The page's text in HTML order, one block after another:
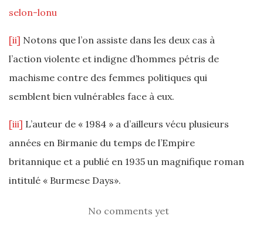
selon-lonu
[ii] Notons que l’on assiste dans les deux cas à
l’action violente et indigne d’hommes pétris de
machisme contre des femmes politiques qui
semblent bien vulnérables face à eux.
[iii] L’auteur de « 1984 » a d’ailleurs vécu plusieurs
années en Birmanie du temps de l’Empire
britannique et a publié en 1935 un magnifique roman
intitulé « Burmese Days».
No comments yet